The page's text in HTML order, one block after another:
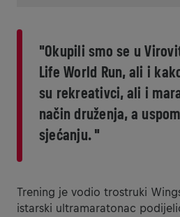
"Okupili smo se u
Life World Run, ali i
su rekreativci, ali i
način druženja, a
sjećanju. "
Trening je vodio trostruki
istarski ultramaratonac